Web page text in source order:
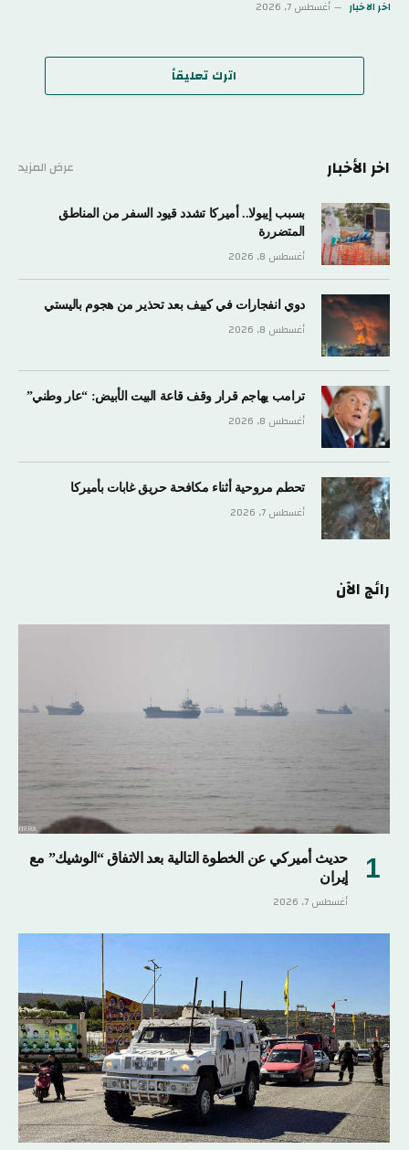
اخر الاخبار أغسطس 7, 2026
اترك تعليقاً
اخر الأخبار عرض المزيد
بسبب إيبولا.. أميركا تشدد قيود السفر من المناطق
المتضررة
أغسطس 8, 2026
دوي انفجارات في كييف بعد تحذير من هجوم باليستي
أغسطس 8, 2026
ترامب يهاجم قرار وقف قاعة البيت الأبيض: “عار وطني”
أغسطس 8, 2026
تحطم مروحية أثناء مكافحة حريق غابات بأميركا
أغسطس 7, 2026
رائج الآن
حديث أميركي عن الخطوة التالية بعد الاتفاق “الوشيك” مع
إيران
أغسطس 7, 2026